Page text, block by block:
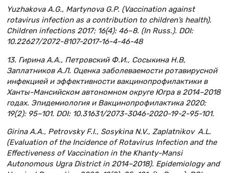
Yuzhakova A.G., Martynova G.P. (Vaccination against
rotavirus infection as a contribution to children’s health).
Children infections 2017; 16(4): 46–8. (In Russ.). DOI:
10.22627/2072-8107-2017-16-4-46-48
13. Гирина А.А., Петровский Ф.И., Сосыкина Н.В,
Заплатников А.Л. Оценка заболеваемости ротавирусной
инфекцией и эффективности вакцинопрофилактики в
Ханты-Мансийском автономном округе Югра в 2014–2018
годах. Эпидемиология и Вакцинопрофилактика 2020;
19(2): 95–101. DOI: 10.31631/2073-3046-2020-19-2-95-101.
Girina A.A., Petrovsky F.I., Sosykina N.V., Zaplatnikov A.L.
(Evaluation of the Incidence of Rotavirus Infection and the
Effectiveness of Vaccination in the Khanty-Mansi
Autonomous Ugra District in 2014–2018). Epidemiology and